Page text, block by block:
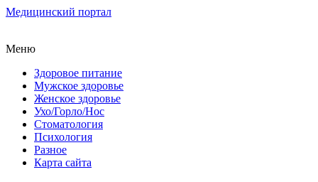
Медицинский портал
Меню
Здоровое питание
Мужское здоровье
Женское здоровье
Ухо/Горло/Нос
Стоматология
Психология
Разное
Карта сайта